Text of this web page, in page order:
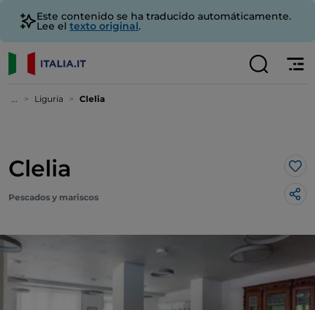
Este contenido se ha traducido automáticamente.
Lee el texto original.
... Liguria Clelia
Clelia Me
Pescados y mariscos